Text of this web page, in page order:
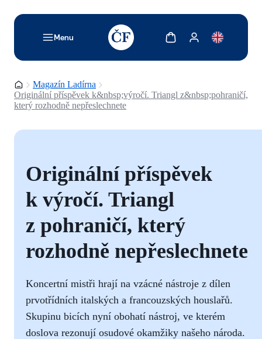
Menu
TODO: Add description for reader
Zobrazit košíkZobrazit můj účet
Domovská stránka
Magazín Ladírna
Originální příspěvek k&nbsp;výročí. Triangl z&nbsp;pohraničí,
který rozhodně nepřeslechnete
Originální příspěvek
k výročí. Triangl
z pohraničí, který
rozhodně nepřeslechnete
Koncertní mistři hrají na vzácné nástroje z dílen
prvotřídních italských a francouzských houslařů.
Skupinu bicích nyní obohatí nástroj, ve kterém
doslova rezonují osudové okamžiky našeho národa.